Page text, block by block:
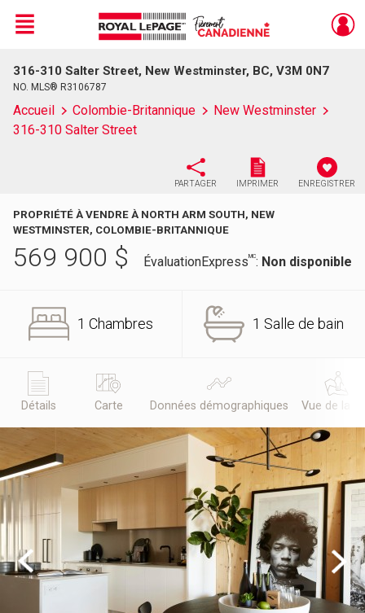
Live
En Direct
Menu
316-310 Salter Street, New Westminster, BC, V3M 0N7
NO. MLS® R3106787
Accueil Colombie-Britannique
New Westminster
316-310 Salter Street
PARTAGER IMPRIMER ENREGISTRER
PROPRIÉTÉ À VENDRE À NORTH ARM SOUTH, NEW
WESTMINSTER, COLOMBIE-BRITANNIQUE
569 900 $ ÉvaluationExpressMC: Non disponible
1 Chambres 1 Salle de bain
Détails Carte Données démographiques Vue de la
Previous Next